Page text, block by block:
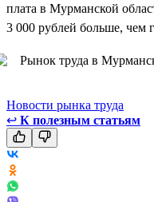
плата в Мурманской
3 000 рублей больше, чем
Новости рынка труда
↩ К полезным статьям